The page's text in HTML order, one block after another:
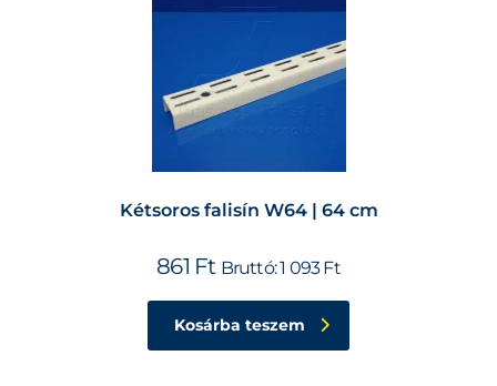
Kétsoros falisín W64 | 64 cm
861 Ft Bruttó:1 093Ft
Kosárba teszem